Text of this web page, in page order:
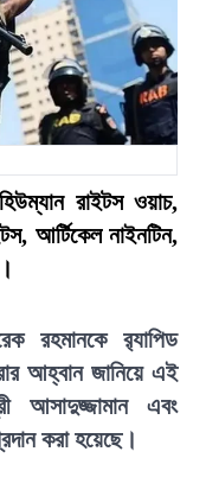
রাইটস ওয়াচ,
আর্টিকেল নাইনটিন,
রহমানকে র‍্যাপিড
আহ্বান জানিয়ে এই
আসাদুজ্জামান এবং
করা হয়েছে।